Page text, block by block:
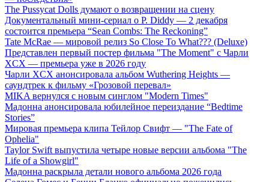
The Pussycat Dolls думают о возвращении на сцену
Документальный мини-сериал о P. Diddy — 2 декабря
состоится премьера “Sean Combs: The Reckoning”
Tate McRae — мировой релиз So Close To What??? (Deluxe)
Представлен первый постер фильма "The Moment" с Чарли
XCX — премьера уже в 2026 году
Чарли XCX анонсировала альбом Wuthering Heights —
саундтрек к фильму «Грозовой перевал»
MIKA вернулся с новым синглом "Modern Times"
Мадонна анонсировала юбилейное переиздание “Bedtime
Stories”
Мировая премьера клипа Тейлор Свифт — "The Fate of
Ophelia"
Taylor Swift выпустила четыре новые версии альбома "The
Life of a Showgirl"
Мадонна раскрыла детали нового альбома 2026 года